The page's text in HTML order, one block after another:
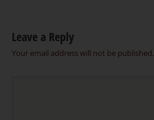
Leave a Reply
Your email address will not be published.